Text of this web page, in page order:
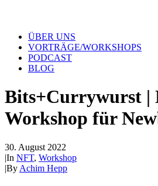
ÜBER UNS
VORTRÄGE/WORKSHOPS
PODCAST
BLOG
Bits+Currywurst |
Workshop für
30. August 2022
|In NFT, Workshop
|By Achim Hepp